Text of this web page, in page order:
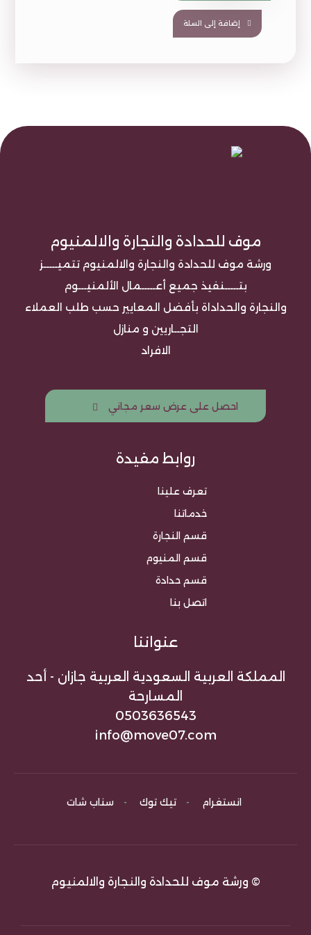
إضافة إلى السلة
موف للحدادة والنجارة والالمنيوم
ورشة موف للحدادة والنجارة والالمنيوم تتميـــــز
بتـــــنفيذ جميع أعـــــمال الألمنيـــوم
والنجارة والحداداة بأفضل المعايير حسب طلب العملاء
التجــاريين و منازل
الافراد
احصل على عرض سعر مجاني
روابط مفيدة
تعرف علينا
خدماتنا
قسم النجارة
قسم المنيوم
قسم حدادة
اتصل بنا
عنواننا
المملكة العربية السعودية العربية جازان - أحد
المسارحة
0503636543
info@move07.com
انستغرام - تيك توك - سناب شات
© ورشة موف للحدادة والنجارة والالمنيوم